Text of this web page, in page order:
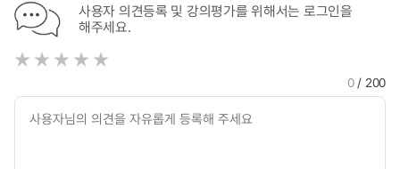
사용자 의견등록 및 강의평가를 위해서는 로그인을
해주세요.
0/ 200